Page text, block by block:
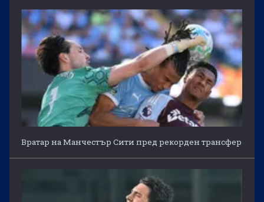
Вратар на Манчестър Сити пред рекорден трансфер